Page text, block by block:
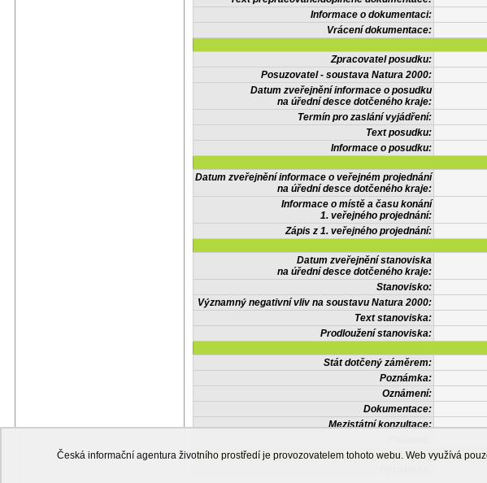
Informace o dokumentaci:
Vrácení dokumentace:
Zpracovatel posudku:
Posuzovatel - soustava Natura 2000:
Datum zveřejnění informace o posudku
na úřední desce dotčeného kraje:
Termín pro zaslání vyjádření:
Text posudku:
Informace o posudku:
Datum zveřejnění informace o veřejném projednání
na úřední desce dotčeného kraje:
Informace o místě a času konání
1. veřejného projednání:
Zápis z 1. veřejného projednání:
Datum zveřejnění stanoviska
na úřední desce dotčeného kraje:
Stanovisko:
Významný negativní vliv na soustavu Natura 2000:
Text stanoviska:
Prodloužení stanoviska:
Stát dotčený záměrem:
Poznámka:
Oznámení:
Dokumentace:
Mezistátní konzultace:
Česká informační agentura životního prostředí je provozovatelem tohoto webu. Web využívá